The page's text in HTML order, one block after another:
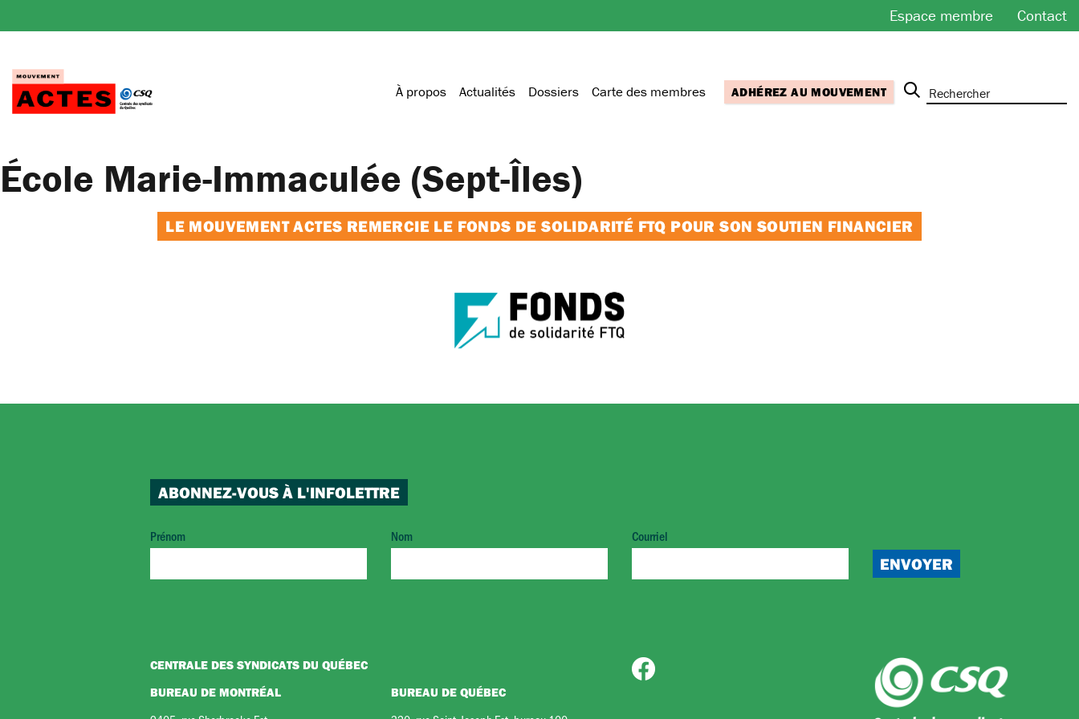
au
Espace membre Contact
À propos Actualités Dossiers Carte des membres ADHÉREZ AU MOUVEMENT
École Marie-Immaculée (Sept-Îles)
LE MOUVEMENT ACTES REMERCIE LE FONDS DE SOLIDARITÉ FTQ POUR SON SOUTIEN FINANCIER
ABONNEZ-VOUS À L'INFOLETTRE
Prénom Nom Courriel
CENTRALE DES SYNDICATS DU QUÉBEC
BUREAU DE MONTRÉAL
BUREAU DE QUÉBEC